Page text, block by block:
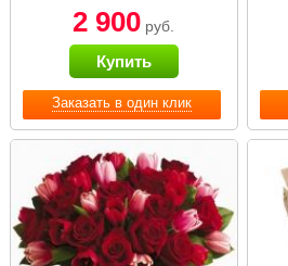
Заказать в один клик
2 900 руб.
Купить